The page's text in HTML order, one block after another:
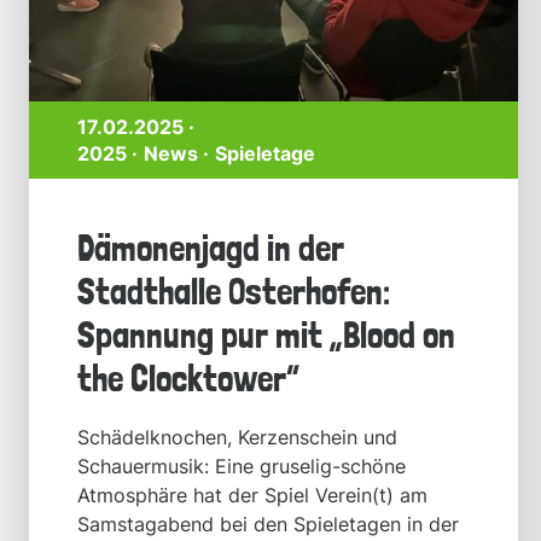
17.02.2025 ·
2025
News Spieletage
Dämonenjagd in der
Stadthalle Osterhofen:
Spannung pur mit „Blood on
the Clocktower“
Schädelknochen, Kerzenschein und
Schauermusik: Eine gruselig-schöne
Atmosphäre hat der Spiel Verein(t) am
Samstagabend bei den Spieletagen in der